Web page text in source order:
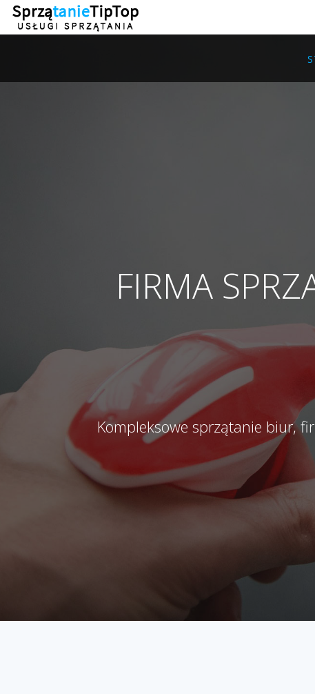
FIRMA
Kompleksowe sprzątanie biur,